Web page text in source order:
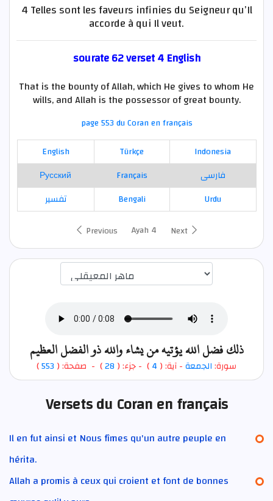
4 Telles sont les faveurs infinies du Seigneur qu’Il
accorde à qui Il veut.
sourate 62 verset 4 English
That is the bounty of Allah, which He gives to whom He
wills, and Allah is the possessor of great bounty.
page 553 du Coran en français
English
Türkçe
Indonesia
Русский
Français
فارسی
تفسير
Bengali
Urdu
Previous
Ayah 4 Next
ذلك فضل الله يؤتيه من يشاء والله ذو الفضل العظيم
سورة:الجمعة- آية: ( 4
) - جزء: ( 28) - صفحة: (553
)
Versets du Coran en français
Il en fut ainsi et Nous fîmes qu'un autre peuple en
hérita.
Allah a promis à ceux qui croient et font de bonnes